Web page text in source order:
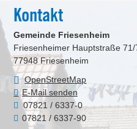
Kontakt
Gemeinde Friesenheim
Friesenheimer Hauptstraße 71/
77948 Friesenheim
OpenStreetMap
E-Mail senden
07821 / 6337-0
07821 / 6337-90